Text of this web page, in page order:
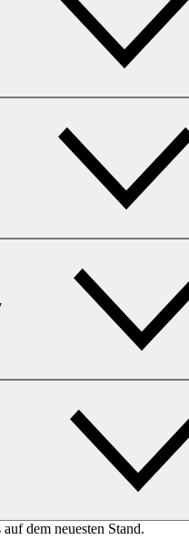
dem neuesten Stand.